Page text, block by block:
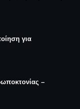
για
–